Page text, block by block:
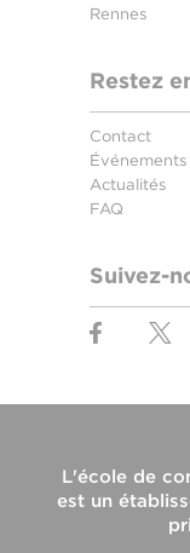
Rennes
Restez
Contact
Événements
Actualités
FAQ
Suivez-
L'école de
est un